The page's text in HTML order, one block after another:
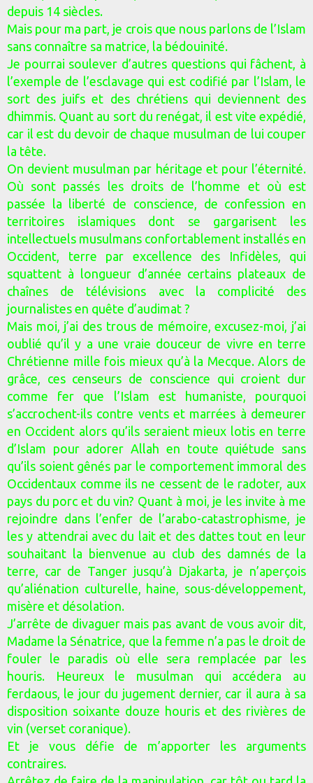
depuis 14 siècles.
Mais pour ma part, je crois que nous parlons de l’Islam
sans connaître sa matrice, la bédouinité.
Je pourrai soulever d’autres questions qui fâchent, à
l’exemple de l’esclavage qui est codifié par l’Islam, le
sort des juifs et des chrétiens qui deviennent des
dhimmis. Quant au sort du renégat, il est vite expédié,
car il est du devoir de chaque musulman de lui couper
la tête.
On devient musulman par héritage et pour l’éternité.
Où sont passés les droits de l’homme et où est
passée la liberté de conscience, de confession en
territoires islamiques dont se gargarisent les
intellectuels musulmans confortablement installés en
Occident, terre par excellence des Infidèles, qui
squattent à longueur d’année certains plateaux de
chaînes de télévisions avec la complicité des
journalistes en quête d’audimat ?
Mais moi, j’ai des trous de mémoire, excusez-moi, j’ai
oublié qu’il y a une vraie douceur de vivre en terre
Chrétienne mille fois mieux qu’à la Mecque. Alors de
grâce, ces censeurs de conscience qui croient dur
comme fer que l’Islam est humaniste, pourquoi
s’accrochent-ils contre vents et marrées à demeurer
en Occident alors qu’ils seraient mieux lotis en terre
d’Islam pour adorer Allah en toute quiétude sans
qu’ils soient gênés par le comportement immoral des
Occidentaux comme ils ne cessent de le radoter, aux
pays du porc et du vin? Quant à moi, je les invite à me
rejoindre dans l’enfer de l’arabo-catastrophisme, je
les y attendrai avec du lait et des dattes tout en leur
souhaitant la bienvenue au club des damnés de la
terre, car de Tanger jusqu’à Djakarta, je n’aperçois
qu’aliénation culturelle, haine, sous-développement,
misère et désolation.
J’arrête de divaguer mais pas avant de vous avoir dit,
Madame la Sénatrice, que la femme n’a pas le droit de
fouler le paradis où elle sera remplacée par les
houris. Heureux le musulman qui accédera au
ferdaous, le jour du jugement dernier, car il aura à sa
disposition soixante douze houris et des rivières de
vin (verset coranique).
Et je vous défie de m’apporter les arguments
contraires.